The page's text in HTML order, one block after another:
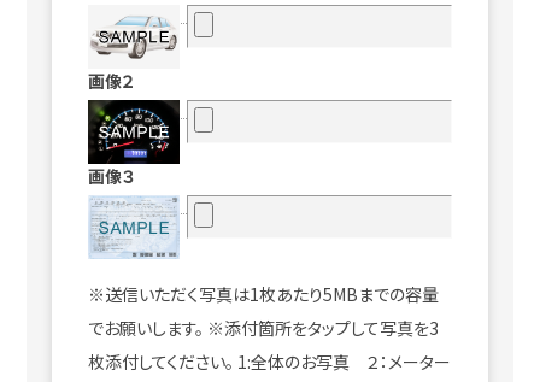
画像２
画像３
※送信いただく写真は1枚あたり5MBまでの容量
でお願いします。 ※添付箇所をタップして写真を3
枚添付してください。 1:全体のお写真 ２：メーター